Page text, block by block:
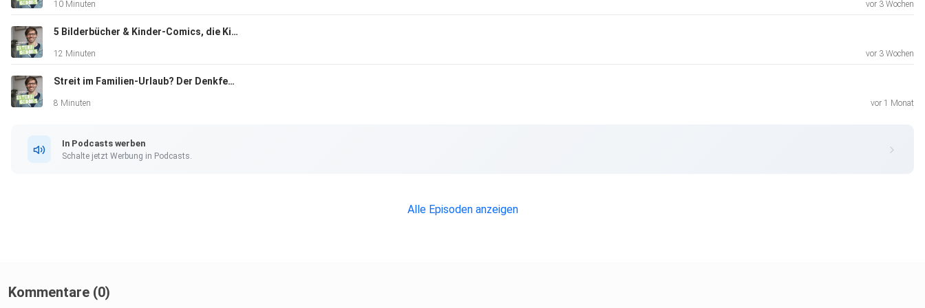
10 Minuten vor 3 Wochen
5 Bilderbücher & Kinder-Comics, die Kinder lieben
12 Minuten vor 3 Wochen
Streit im Familien-Urlaub? Der Denkfehler, der eure Ferien belastet
8 Minuten vor 1 Monat
In Podcasts werben
Schalte jetzt Werbung in Podcasts.
Alle Episoden anzeigen
Kommentare (0)